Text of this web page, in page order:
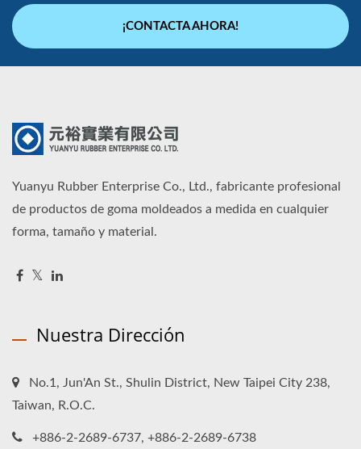
¡CONTACTA AHORA!
Yuanyu Rubber Enterprise Co., Ltd., fabricante profesional
de productos de goma moldeados a medida en cualquier
forma, tamaño y material.
Nuestra Dirección
No.1, Jun'An St., Shulin District, New Taipei City 238,
Taiwan, R.O.C.
+886-2-2689-6737, +886-2-2689-6738